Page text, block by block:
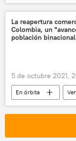
Carnaval de Brasil
La reapertura
Colombia, un
población binacional
5 de octubre 2021,
En órbita
Nicolás Maduro
Gobierno de Venezuela